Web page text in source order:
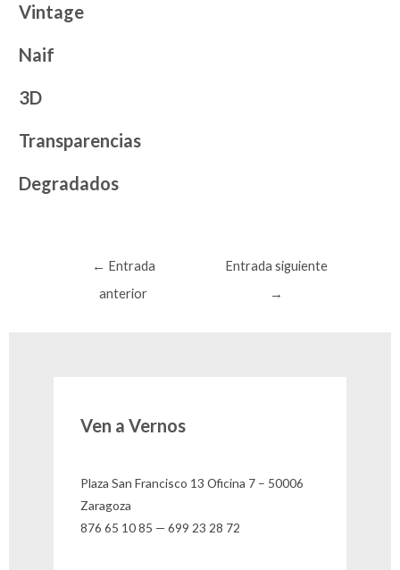
Vintage
Naif
3D
Transparencias
Degradados
Navegación
← Entrada
anterior
Entrada siguiente
→
Ven a Vernos
Plaza San Francisco 13 Oficina 7 – 50006
Zaragoza
876 65 10 85 — 699 23 28 72